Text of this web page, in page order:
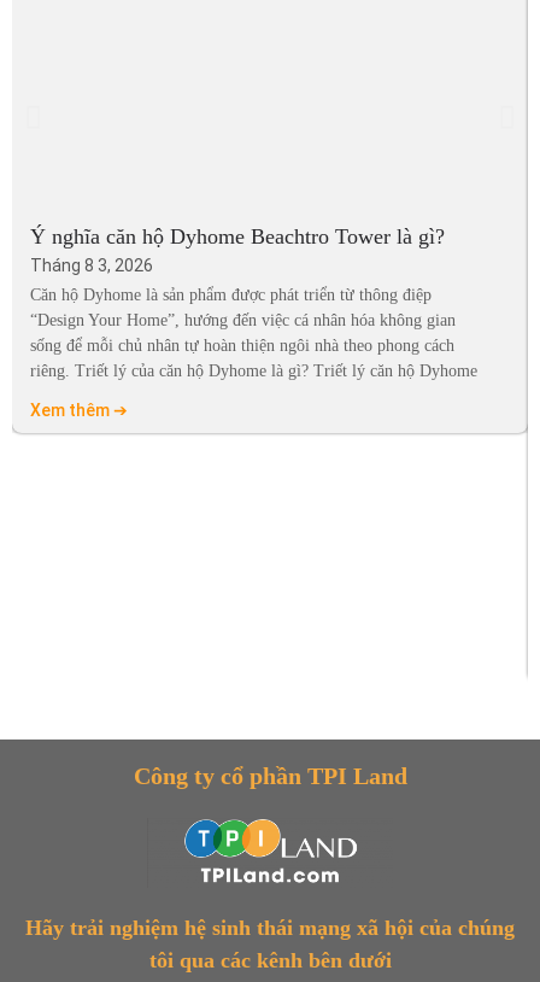
Ý nghĩa căn hộ Dyhome Beachtro Tower là gì?
Tháng 8 3, 2026
Căn hộ Dyhome là sản phẩm được phát triển từ thông điệp
“Design Your Home”, hướng đến việc cá nhân hóa không gian
sống để mỗi chủ nhân tự hoàn thiện ngôi nhà theo phong cách
riêng. Triết lý của căn hộ Dyhome là gì? Triết lý căn hộ Dyhome
Xem thêm ➔
Công ty cổ phần TPI Land
Hãy trải nghiệm hệ sinh thái mạng xã hội của chúng
tôi qua các kênh bên dưới